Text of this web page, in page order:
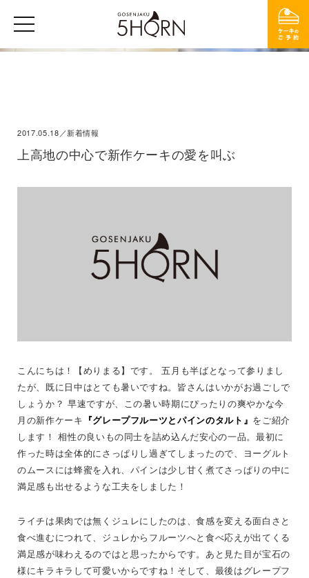
2017.05.18／新着情報
上高地の中心で新作ケーキの愛を叫ぶ
こんにちは！【めりまる】です。 五月も半ばとなって参りまし
たが、既に日中はとても暑いですね。皆さんはいかがお過ごしで
しょうか？ 早速ですが、この暑い時期にぴったりの爽やかな今
月の新作ケーキ 『グレープフルーツとパインのタルト』 をご紹介
します！ 相性の良いもの同士を詰め込んだ安心の一品。最初に
作った時は全体的にさっぱりし過ぎてしまったので、ヨーグルト
のムースには蜂蜜を入れ、パインは少し甘く煮てさっぱりの中に
満足感も出せるような工夫をしました！
ライチは果肉では無くジュレにしたのは、食感を変える面白さと
食べ進むにつれて、ジュレからフルーツへと食べ応えが出てくる
満足感が味わえるのではと思ったからです。あと見た目が宝石の
様にキラキラして可愛いからですね！そして、最後はグレープフ